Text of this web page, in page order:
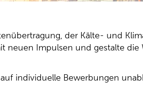
der Kälte- und
neuen Impulsen und gestalte die
individuelle Bewerbungen